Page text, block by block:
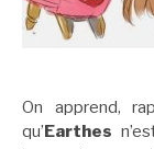
On apprend,
qu’Earthes